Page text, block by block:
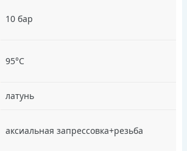
10 бар
95°C
латунь
аксиальная запрессовка+резьба